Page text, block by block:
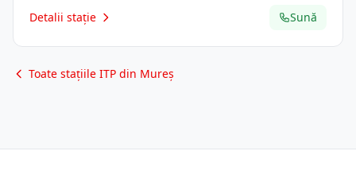
Detalii stație Sună
Toate stațiile ITP din Mureș